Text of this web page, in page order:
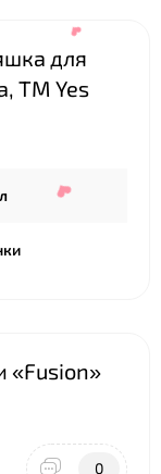
для
ТМ Yes
«Fusion»
0